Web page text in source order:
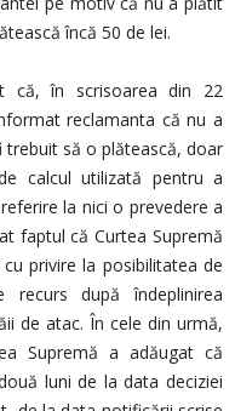
încă 50 de lei.
că, în scrisoarea din 22
reclamanta că nu a
să o plătească, doar
calcul utilizată pentru a
la nici o prevedere a
faptul că Curtea Supremă
privire la posibilitatea de
după îndeplinirea
de atac. În cele din urmă,
Supremă a adăugat că
luni de la data deciziei